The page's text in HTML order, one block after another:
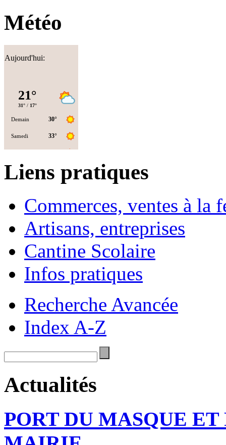
Météo
Aujourd'hui:
Liens pratiques
Commerces, ventes à la
Artisans, entreprises
Cantine Scolaire
Infos pratiques
Recherche Avancée
Index A-Z
Actualités
PORT DU MASQUE